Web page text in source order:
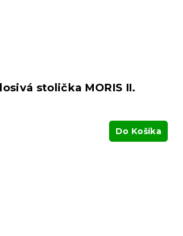
stolička MORIS II.
Do Košíka